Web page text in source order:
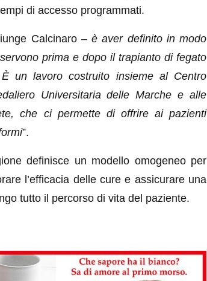
di accesso programmati.
Calcinaro – è aver definito in modo
prima e dopo il trapianto di fegato
un lavoro costruito insieme al Centro
Universitaria delle Marche e alle
che ci permette di offrire ai pazienti
”.
definisce un modello omogeneo per
l’efficacia delle cure e assicurare una
tutto il percorso di vita del paziente.